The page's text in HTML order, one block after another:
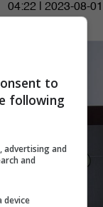
04:22 | 2023-08-01
to
following
advertising and
and
device